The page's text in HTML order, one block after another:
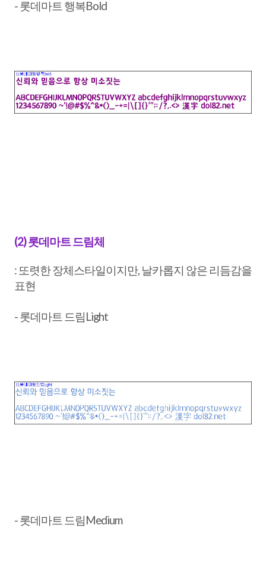
- 롯데마트 행복Bold
(2) 롯데마트 드림체
: 또렷한 장체스타일이지만, 날카롭지 않은 리듬감을
표현
- 롯데마트 드림Light
- 롯데마트 드림Medium